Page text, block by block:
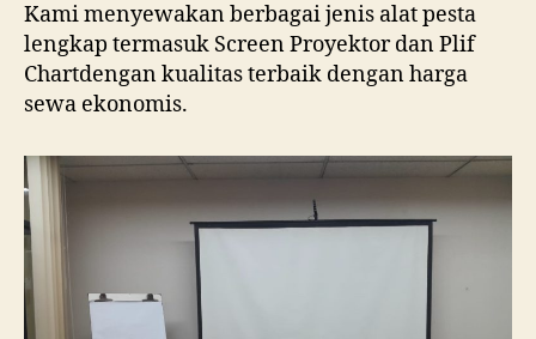
Kami menyewakan berbagai jenis alat pesta
lengkap termasuk Screen Proyektor dan Plif
Chartdengan kualitas terbaik dengan harga
sewa ekonomis.